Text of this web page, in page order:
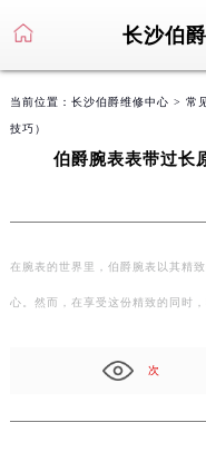
长沙伯
当前位置： 长沙伯爵维修中心 > 常
技巧）
伯爵腕表表带过长
在腕表的世界里，伯爵腕表以其精
心。然而，在享受这份精致的同时
次